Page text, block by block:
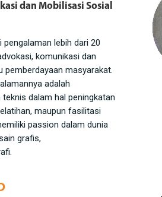
dan Mobilisasi Sosial
lebih dari 20
komunikasi dan
pemberdayaan masyarakat.
adalah
dalam hal peningkatan
maupun fasilitasi
passion dalam dunia
grafis,